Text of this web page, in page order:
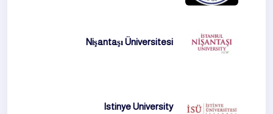
Nişantaşı Üniversitesi
Istinye University